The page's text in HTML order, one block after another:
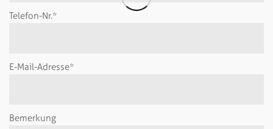
Telefon-Nr.*
E-Mail-Adresse*
Bemerkung